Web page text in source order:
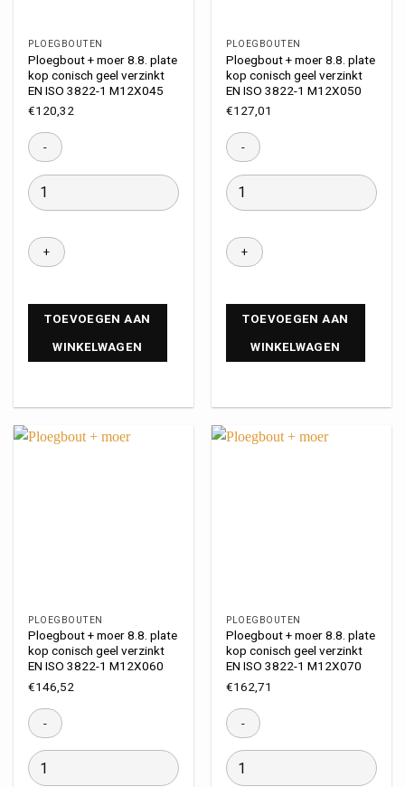
PLOEGBOUTEN
Ploegbout + moer 8.8. plate
kop conisch geel verzinkt
EN ISO 3822-1 M12X045
€120,32
TOEVOEGEN AAN
WINKELWAGEN
PLOEGBOUTEN
Ploegbout + moer 8.8. plate
kop conisch geel verzinkt
EN ISO 3822-1 M12X050
€127,01
TOEVOEGEN AAN
WINKELWAGEN
PLOEGBOUTEN
Ploegbout + moer 8.8. plate
kop conisch geel verzinkt
EN ISO 3822-1 M12X060
€146,52
PLOEGBOUTEN
Ploegbout + moer 8.8. plate
kop conisch geel verzinkt
EN ISO 3822-1 M12X070
€162,71